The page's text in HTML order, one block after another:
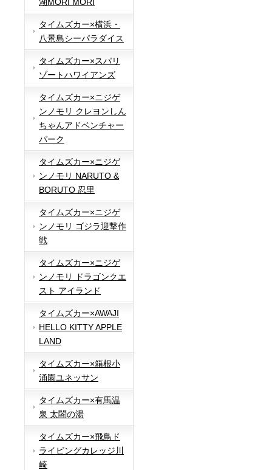
湖MORI MORI
タイムズカー×横浜・
八景島シーパラダイス
タイムズカー×スパリ
ゾートハワイアンズ
タイムズカー×ニジゲ
ンノモリ クレヨンしん
ちゃんアドベンチャー
パーク
タイムズカー×ニジゲ
ンノモリ NARUTO &
BORUTO 忍里
タイムズカー×ニジゲ
ンノモリ ゴジラ迎撃作
戦
タイムズカー×ニジゲ
ンノモリ ドラゴンクエ
スト アイランド
タイムズカー×AWAJI
HELLO KITTY APPLE
LAND
タイムズカー×箱根小
涌園ユネッサン
タイムズカー×有馬温
泉 太閤の湯
タイムズカー×飛鳥ド
ライビングカレッジ川
崎